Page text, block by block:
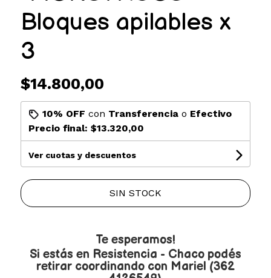
Bloques apilables x
3
$14.800,00
10% OFF con Transferenciao Efectivo
Precio final: $13.320,00
Ver cuotas y descuentos
SIN STOCK
Te esperamos!
Si estás en Resistencia - Chaco podés
retirar coordinando con Mariel (362